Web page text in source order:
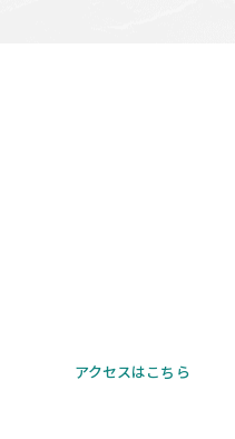
アクセスはこちら